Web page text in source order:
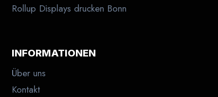
Rollup Displays drucken Bonn
INFORMATIONEN
Über uns
Kontakt